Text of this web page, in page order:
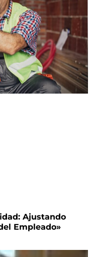
Ajustando
Empleado»